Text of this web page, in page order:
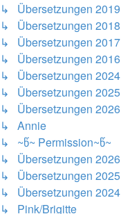
↳ Übersetzungen 2019
↳ Übersetzungen 2018
↳ Übersetzungen 2017
↳ Übersetzungen 2016
↳ Übersetzungen 2024
↳ Übersetzungen 2025
↳ Übersetzungen 2026
↳ Annie
↳ ~წ~ Permission~წ~
↳ Übersetzungen 2026
↳ Übersetzungen 2025
↳ Übersetzungen 2024
↳ Pink/Brigitte